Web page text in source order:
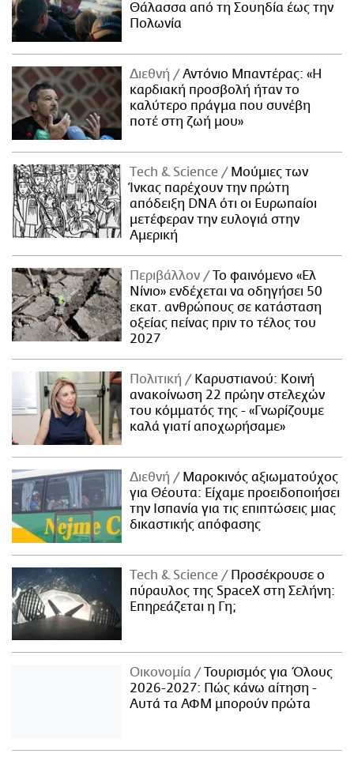
Θάλασσα από τη Σουηδία έως την
Πολωνία
Διεθνή
Αντόνιο Μπαντέρας: «Η
καρδιακή προσβολή ήταν το
καλύτερο πράγμα που συνέβη
ποτέ στη ζωή μου»
Τech & Science
Μούμιες των
Ίνκας παρέχουν την πρώτη
απόδειξη DNA ότι οι Ευρωπαίοι
μετέφεραν την ευλογιά στην
Αμερική
Περιβάλλον
Το φαινόμενο «Ελ
Νίνιο» ενδέχεται να οδηγήσει 50
εκατ. ανθρώπους σε κατάσταση
οξείας πείνας πριν το τέλος του
2027
Πολιτική
Καρυστιανού: Κοινή
ανακοίνωση 22 πρώην στελεχών
του κόμματός της - «Γνωρίζουμε
καλά γιατί αποχωρήσαμε»
Διεθνή
Μαροκινός αξιωματούχος
για Θέουτα: Είχαμε προειδοποιήσει
την Ισπανία για τις επιπτώσεις μιας
δικαστικής απόφασης
Τech & Science
Προσέκρουσε ο
πύραυλος της SpaceX στη Σελήνη:
Επηρεάζεται η Γη;
Οικονομία
Τουρισμός για Όλους
2026-2027: Πώς κάνω αίτηση -
Αυτά τα ΑΦΜ μπορούν πρώτα